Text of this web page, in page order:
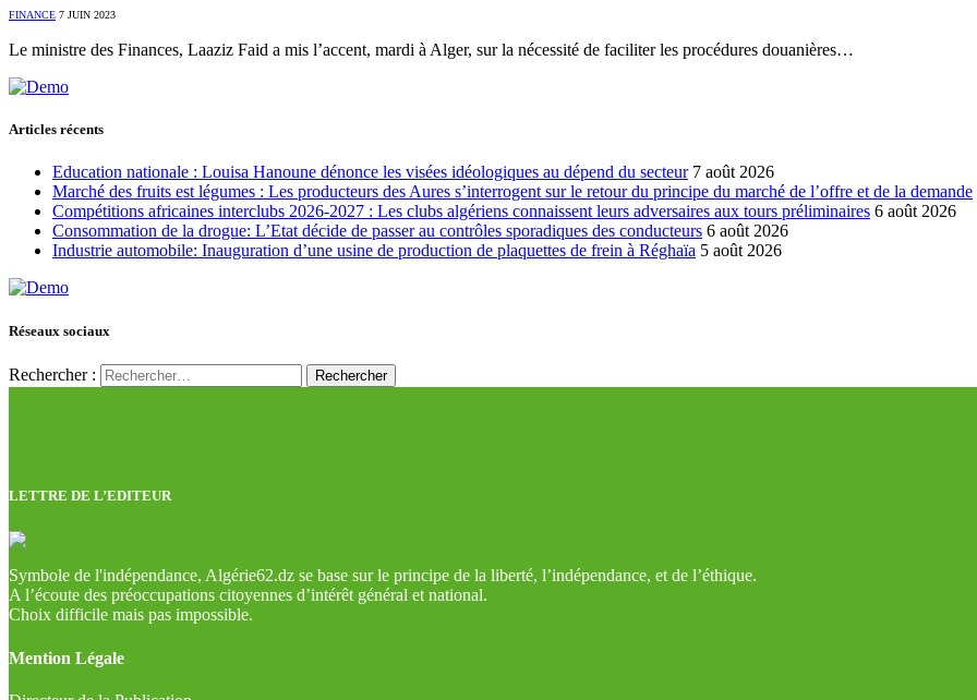
FINANCE 7 JUIN 2023
Le ministre des Finances, Laaziz Faid a mis l’accent, mardi à Alger, sur la nécessité de faciliter les procédures douanières…
Articles récents
Education nationale : Louisa Hanoune dénonce les visées idéologiques au dépend du secteur 7 août 2026
Marché des fruits est légumes : Les producteurs des Aures s’interrogent sur le retour du principe du marché de l’offre et de la demande
Compétitions africaines interclubs 2026-2027 : Les clubs algériens connaissent leurs adversaires aux tours préliminaires 6 août 2026
Consommation de la drogue: L’Etat décide de passer au contrôles sporadiques des conducteurs 6 août 2026
Industrie automobile: Inauguration d’une usine de production de plaquettes de frein à Réghaïa 5 août 2026
Réseaux sociaux
Rechercher :
LETTRE DE L’EDITEUR
Symbole de l'indépendance, Algérie62.dz se base sur le principe de la liberté, l’indépendance, et de l’éthique.
A l’écoute des préoccupations citoyennes d’intérêt général et national.
Choix difficile mais pas impossible.
Mention Légale